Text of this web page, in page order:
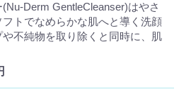
Derm GentleCleanser)はやさ
トでなめらかな肌へと導く洗顔
不純物を取り除くと同時に、肌